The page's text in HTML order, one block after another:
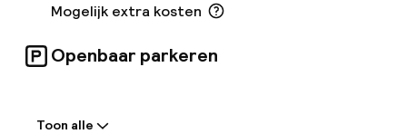
Mogelijk extra kosten
Openbaar parkeren
Toon alle